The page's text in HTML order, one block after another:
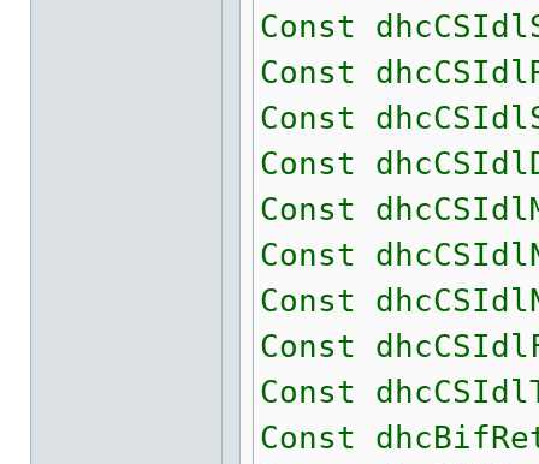
Const
Const
Const
Const
Const
Const
Const
Const
Const
Const